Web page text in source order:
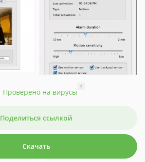
Проверено на вирусы
?
Поделиться ссылкой
Скачать